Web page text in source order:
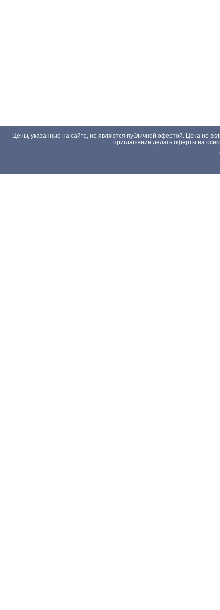
Цены, указанные на сайте, не являются публичной офертой. Цена не
приглашение делать оферты на